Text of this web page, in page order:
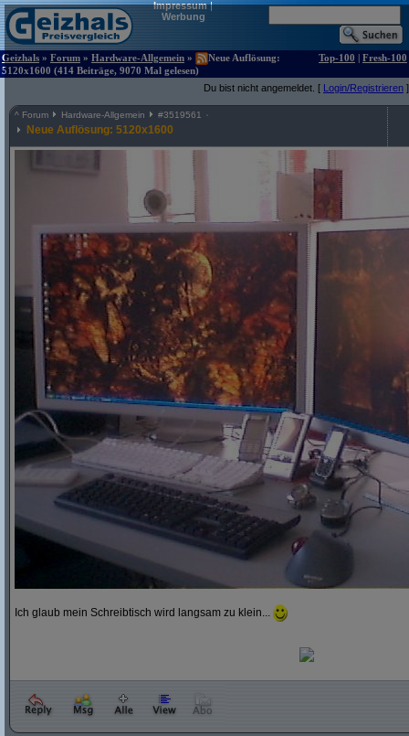
Impressum|
Werbung
Geizhals » Forum » Hardware-Allgemein »
Neue Auflösung:
5120x1600 (414 Beiträge, 9070 Mal gelesen)
Top-100 | Fresh-100
Du bist nicht angemeldet. [ Login/Registrieren ]
^ Forum Hardware-Allgemein #3519561
Neue Auflösung: 5120x1600
Ich glaub mein Schreibtisch wird langsam zu klein...